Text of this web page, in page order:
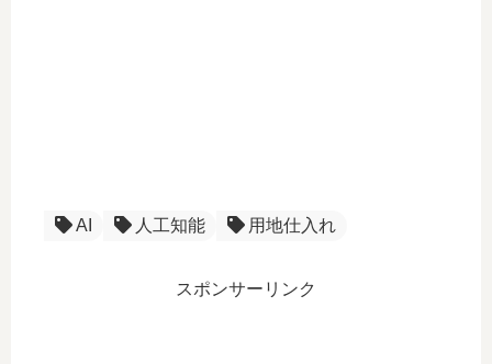
AI 人工知能 用地仕入れ
スポンサーリンク